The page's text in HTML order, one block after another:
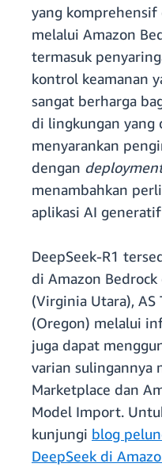
yang komprehensif
melalui Amazon
termasuk
kontrol keamanan
sangat berharga
di lingkungan yang
menyarankan
dengan
menambahkan
aplikasi AI
DeepSeek-R1
di Amazon Bedrock
(Virginia Utara), AS
(Oregon) melalui
juga dapat
varian sulingannya
Marketplace dan
Model Import.
kunjungi blog
DeepSeek di